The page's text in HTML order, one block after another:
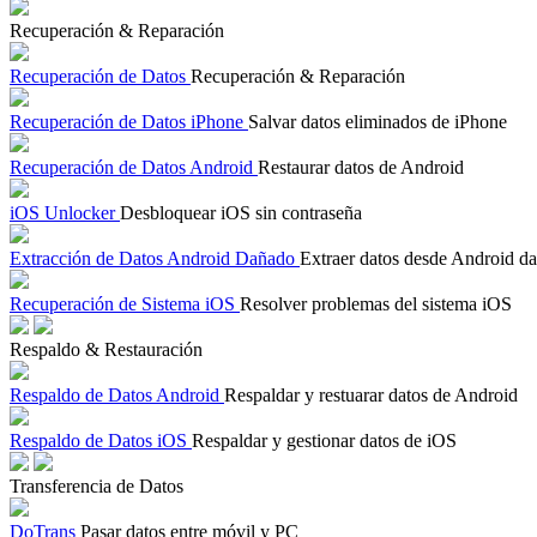
Recuperación & Reparación
Recuperación de Datos Recuperación & Reparación
Recuperación de Datos iPhone Salvar datos eliminados de iPhone
Recuperación de Datos Android Restaurar datos de Android
iOS Unlocker Desbloquear iOS sin contraseña
Extracción de Datos Android Dañado Extraer datos desde Android
Recuperación de Sistema iOS Resolver problemas del sistema iOS
Respaldo & Restauración
Respaldo de Datos Android Respaldar y restuarar datos de Android
Respaldo de Datos iOS Respaldar y gestionar datos de iOS
Transferencia de Datos
DoTrans Pasar datos entre móvil y PC